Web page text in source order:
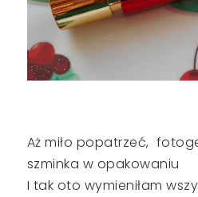
Aż miło popatrzeć,
szminka w opakowaniu
I tak oto wymieniłam